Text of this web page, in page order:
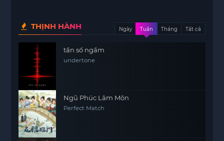
THỊNH HÀNH Ngày Tuần Tháng Tất cả
tần số ngầm
undertone
Ngũ Phúc Lâm Môn
Perfect Match